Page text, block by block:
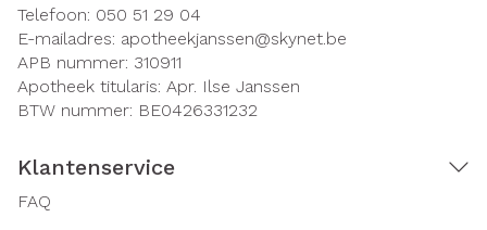
Telefoon: 050 51 29 04
E-mailadres: apotheekjanssen@skynet.be
APB nummer: 310911
Apotheek titularis: Apr. Ilse Janssen
BTW nummer: BE0426331232
Klantenservice
FAQ